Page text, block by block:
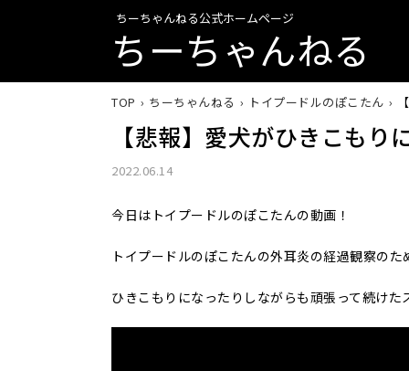
ちーちゃんねる公式ホームページ
ちーちゃんねる
TOP ちーちゃんねる トイプードルのぽこたん
【悲報】愛犬がひきこも
2022.06.14
今日はトイプードルのぽこたんの動画！
トイプードルのぽこたんの外耳炎の経過観察の
ひきこもりになったりしながらも頑張って続け